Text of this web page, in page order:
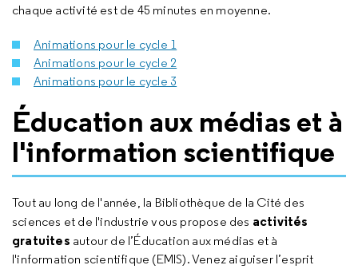
chaque activité est de 45 minutes en moyenne.
Animations pour le cycle 1
Animations pour le cycle 2
Animations pour le cycle 3
Éducation aux médias et à
l'information scientifique
Tout au long de l'année, la Bibliothèque de la Cité des
sciences et de l'industrie vous propose des activités
gratuites autour de l’Éducation aux médias et à
l'information scientifique (EMIS). Venez aiguiser l’esprit